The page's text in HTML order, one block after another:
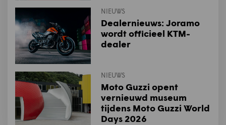
NIEUWS
Dealernieuws: Joramo
wordt officieel KTM-
dealer
NIEUWS
Moto Guzzi opent
vernieuwd museum
tijdens Moto Guzzi World
Days 2026